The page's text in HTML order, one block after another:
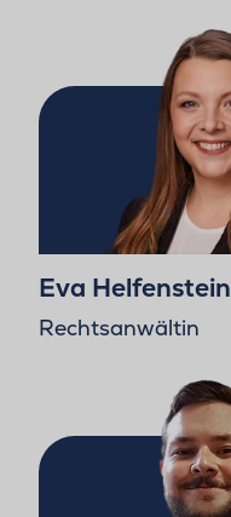
Eva Helfenstein
Rechtsanwältin